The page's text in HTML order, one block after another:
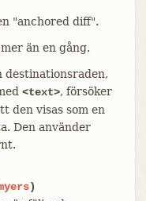
"anchored diff".
än en gång.
destinationsraden,
<text>, försöker
den visas som en
Den använder
)